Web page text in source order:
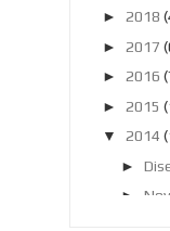
► 2018
► 2017
► 2016
► 2015
▼
2014
►
►